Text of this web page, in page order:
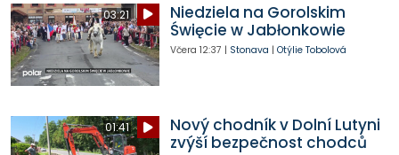
03:21
Niedziela na Gorolskim
Święcie w Jabłonkowie
Včera 12:37 | Stonava | Otýlie Tobolová
01:41
Nový chodník v Dolní Lutyni
zvýší bezpečnost chodců